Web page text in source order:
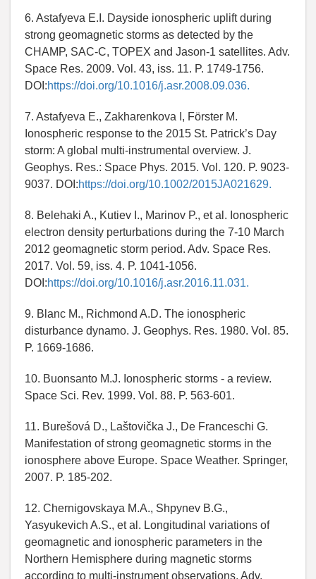
6. Astafyeva E.I. Dayside ionospheric uplift during
strong geomagnetic storms as detected by the
CHAMP, SAC-C, TOPEX and Jason-1 satellites. Adv.
Space Res. 2009. Vol. 43, iss. 11. P. 1749-1756.
DOI:https://doi.org/10.1016/j.asr.2008.09.036.
7. Astafyeva E., Zakharenkova I, Förster M.
Ionospheric response to the 2015 St. Patrick’s Day
storm: A global multi-instrumental overview. J.
Geophys. Res.: Space Phys. 2015. Vol. 120. P. 9023-
9037. DOI:https://doi.org/10.1002/2015JA021629.
8. Belehaki A., Kutiev I., Marinov P., et al. Ionospheric
electron density perturbations during the 7-10 March
2012 geomagnetic storm period. Adv. Space Res.
2017. Vol. 59, iss. 4. P. 1041-1056.
DOI:https://doi.org/10.1016/j.asr.2016.11.031.
9. Blanc M., Richmond A.D. The ionospheric
disturbance dynamo. J. Geophys. Res. 1980. Vol. 85.
P. 1669-1686.
10. Buonsanto M.J. Ionospheric storms - a review.
Space Sci. Rev. 1999. Vol. 88. P. 563-601.
11. Burešová D., Laštovička J., De Franceschi G.
Manifestation of strong geomagnetic storms in the
ionosphere above Europe. Space Weather. Springer,
2007. P. 185-202.
12. Chernigovskaya M.A., Shpynev B.G.,
Yasyukevich A.S., et al. Longitudinal variations of
geomagnetic and ionospheric parameters in the
Northern Hemisphere during magnetic storms
according to multi-instrument observations. Adv.